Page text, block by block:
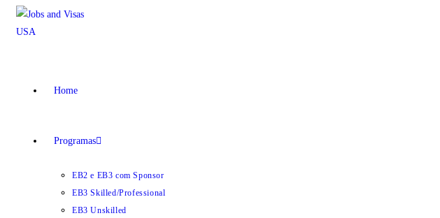
para
Home
Programas
EB2 e EB3 com Sponsor
EB3 Skilled/Professional
EB3 Unskilled